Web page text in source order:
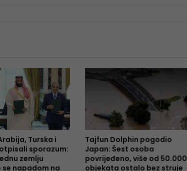
Turska i
sporazum:
zemlju
napadom na
Tajfun Dolphin pogodio
Japan: Šest osoba
povrijeđeno, više od 50.000
objekata ostalo bez struje